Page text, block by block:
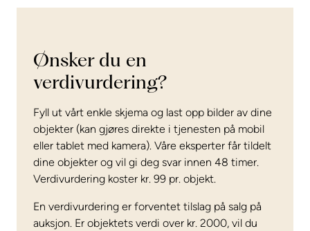
Ønsker du en
verdivurdering?
Fyll ut vårt enkle skjema og last opp bilder av dine
objekter (kan gjøres direkte i tjenesten på mobil
eller tablet med kamera). Våre eksperter får tildelt
dine objekter og vil gi deg svar innen 48 timer.
Verdivurdering koster kr. 99 pr. objekt.
En verdivurdering er forventet tilslag på salg på
auksjon. Er objektets verdi over kr. 2000, vil du